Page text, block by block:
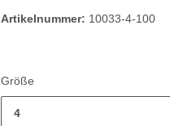
Artikelnummer: 10033-4-100
Größe
4